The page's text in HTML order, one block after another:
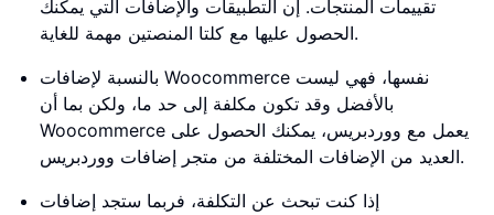
تقييمات المنتجات. إن التطبيقات والإضافات التي يمكنك
الحصول عليها مع كلتا المنصتين مهمة للغاية.
بالنسبة لإضافات Woocommerce نفسها، فهي ليست
بالأفضل وقد تكون مكلفة إلى حد ما، ولكن بما أن
Woocommerce يعمل مع ووردبريس، يمكنك الحصول على
العديد من الإضافات المختلفة من متجر إضافات ووردبريس.
إذا كنت تبحث عن التكلفة، فربما ستجد إضافات